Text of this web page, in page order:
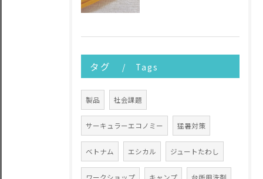
タグ Tags
製品 社会課題
サーキュラーエコノミー 猛暑対策
ベトナム エシカル ジュートたわし